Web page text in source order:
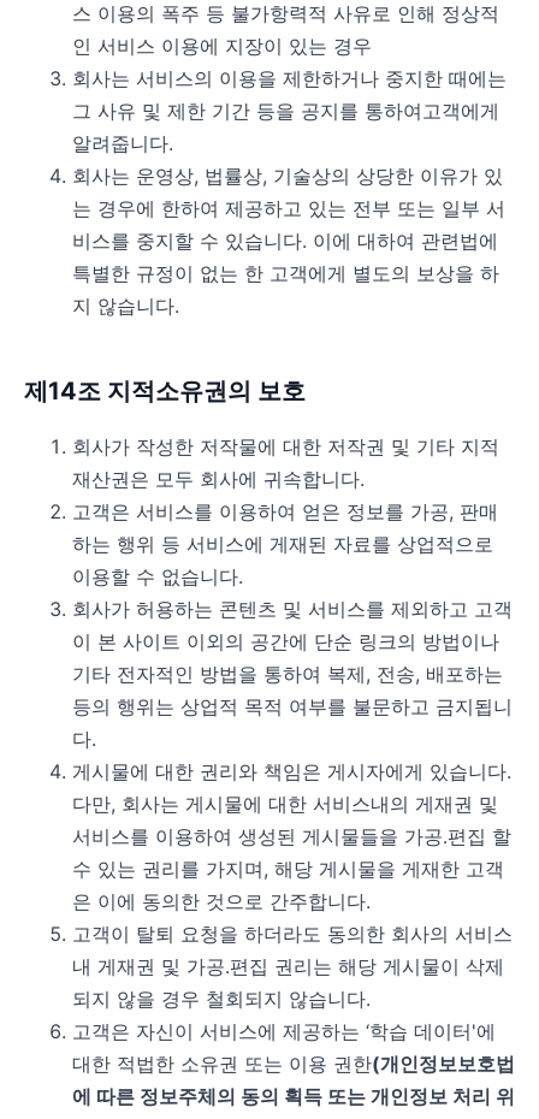
스 이용의 폭주 등 불가항력적 사유로 인해 정상적
인 서비스 이용에 지장이 있는 경우
회사는 서비스의 이용을 제한하거나 중지한 때에는
그 사유 및 제한 기간 등을 공지를 통하여고객에게
알려줍니다.
회사는 운영상, 법률상, 기술상의 상당한 이유가 있
는 경우에 한하여 제공하고 있는 전부 또는 일부 서
비스를 중지할 수 있습니다. 이에 대하여 관련법에
특별한 규정이 없는 한 고객에게 별도의 보상을 하
지 않습니다.
제14조 지적소유권의 보호
회사가 작성한 저작물에 대한 저작권 및 기타 지적
재산권은 모두 회사에 귀속합니다.
고객은 서비스를 이용하여 얻은 정보를 가공, 판매
하는 행위 등 서비스에 게재된 자료를 상업적으로
이용할 수 없습니다.
회사가 허용하는 콘텐츠 및 서비스를 제외하고 고객
이 본 사이트 이외의 공간에 단순 링크의 방법이나
기타 전자적인 방법을 통하여 복제, 전송, 배포하는
등의 행위는 상업적 목적 여부를 불문하고 금지됩니
다.
게시물에 대한 권리와 책임은 게시자에게 있습니다.
다만, 회사는 게시물에 대한 서비스내의 게재권 및
서비스를 이용하여 생성된 게시물들을 가공․편집 할
수 있는 권리를 가지며, 해당 게시물을 게재한 고객
은 이에 동의한 것으로 간주합니다.
고객이 탈퇴 요청을 하더라도 동의한 회사의 서비스
내 게재권 및 가공․편집 권리는 해당 게시물이 삭제
되지 않을 경우 철회되지 않습니다.
고객은 자신이 서비스에 제공하는 ‘학습 데이터'에
대한 적법한 소유권 또는 이용 권한(개인정보보호법
에 따른 정보주체의 동의 획득 또는 개인정보 처리 위